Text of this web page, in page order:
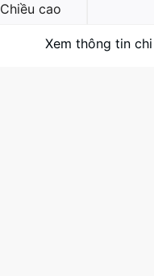
Chiều cao
Xem thông tin